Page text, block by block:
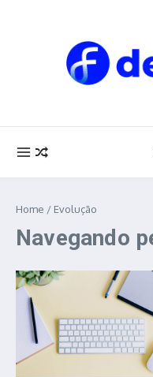
Home / Evolução
Navegando